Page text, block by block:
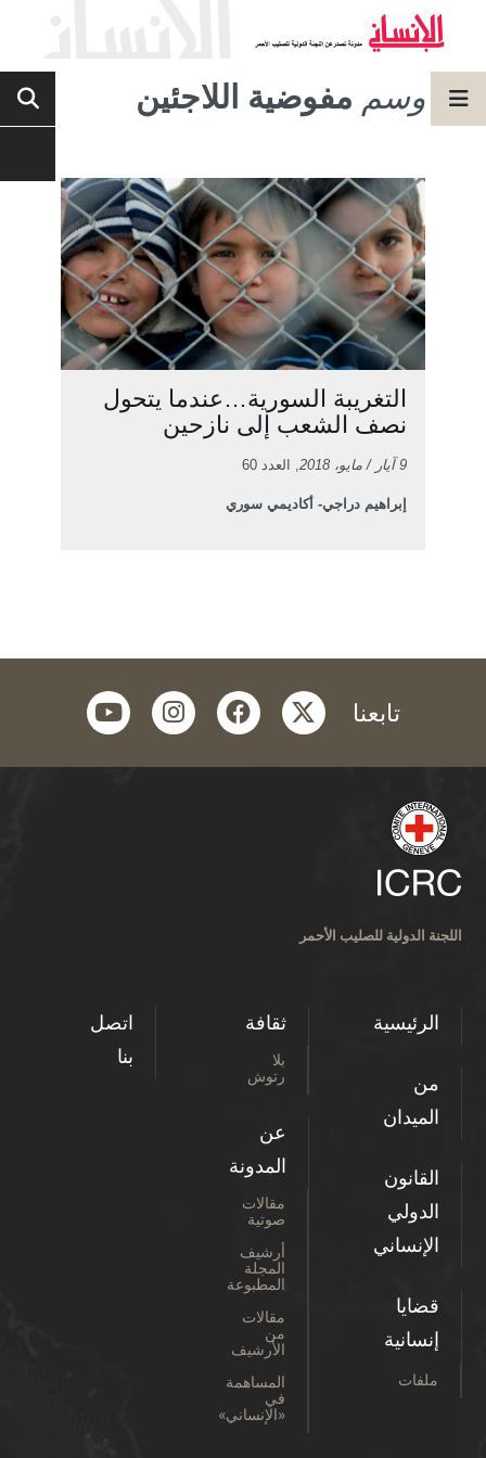
وسم مفوضية اللاجئين
التغريبة السورية…عندما يتحول
نصف الشعب إلى نازحين
9 آيار / مايو، 2018 , العدد 60
إبراهيم دراجي- أكاديمي سوري
تابعنا twitter
facebook
instagram
youtube
اللجنة الدولية للصليب الأحمر
الرئيسية
من
الميدان
القانون
الدولي
الإنساني
قضايا
إنسانية
ملفات
ثقافة
بلا
رتوش
عن
المدونة
مقالات
صوتية
أرشيف
المجلة
المطبوعة
مقالات
من
الأرشيف
المساهمة
في
«الإنساني»
اتصل
بنا